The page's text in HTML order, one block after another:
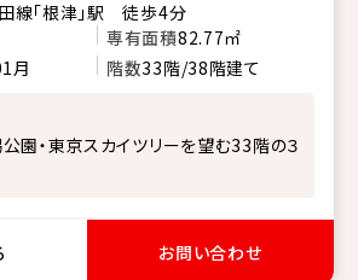
線「根津」駅 徒歩4分
専有面積82.77㎡
月 階数33階/38階建て
園・東京スカイツリーを望む33階の３
お問い合わせ